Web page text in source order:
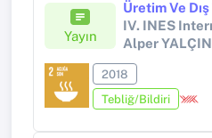
Yayın
Alper YALÇIN
2018
Tebliğ/Bildiri